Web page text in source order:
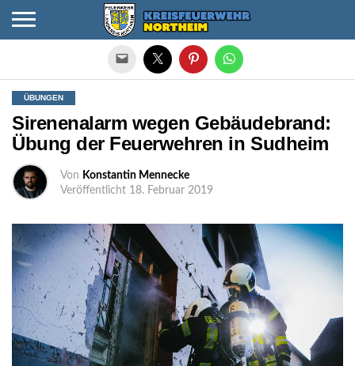
ÜBUNGEN
Sirenenalarm wegen Gebäudebrand:
Übung der Feuerwehren in Sudheim
Von Konstantin Mennecke
Veröffentlicht 18. Februar 2019
Die mobile Version verlassen